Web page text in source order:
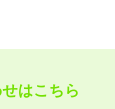
はこちら